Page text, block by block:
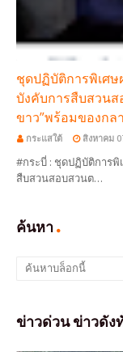
ชุดปฏิบัติการพิเศษ
บังคับการสืบสวนส
ขาว”พร้อมของกล
กระแสใต้ สิงหาคม
#กระบี่ : ชุดปฏิบัติการพิ
สืบสวนสอบสวนต…
ค้นหา
ข่าวด่วน ข่าวดัง